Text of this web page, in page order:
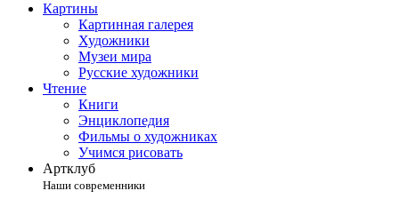
Картины
Картинная галерея
Художники
Музеи мира
Русские художники
Чтение
Книги
Энциклопедия
Фильмы о художниках
Учимся рисовать
Артклуб
Наши современники